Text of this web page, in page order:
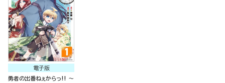
電子版
勇者の出番ねぇからっ!! ～